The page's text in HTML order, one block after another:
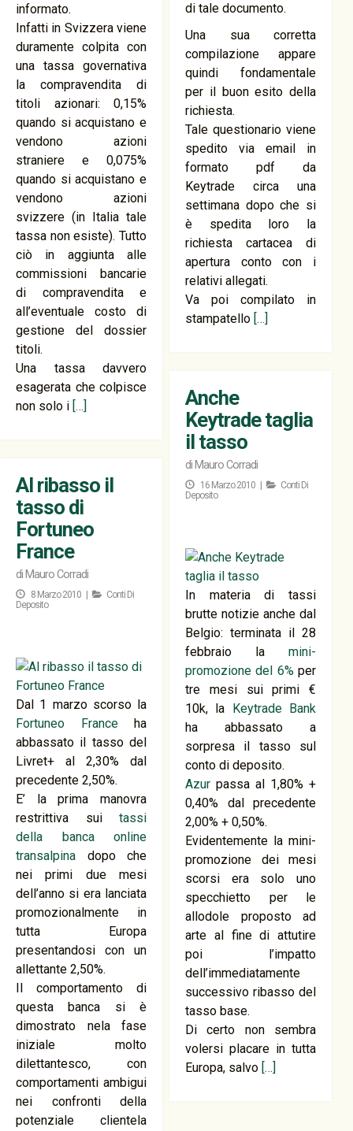
di tale documento.
Una sua corretta
compilazione appare
quindi fondamentale
per il buon esito della
richiesta.
Tale questionario viene
spedito via email in
formato pdf da
Keytrade circa una
settimana dopo che si
è spedita loro la
richiesta cartacea di
apertura conto con i
relativi allegati.
Va poi compilato in
stampatello […]
informato.
Infatti in Svizzera viene
duramente colpita con
una tassa governativa
la compravendita di
titoli azionari: 0,15%
quando si acquistano e
vendono azioni
straniere e 0,075%
quando si acquistano e
vendono azioni
svizzere (in Italia tale
tassa non esiste). Tutto
ciò in aggiunta alle
commissioni bancarie
di compravendita e
all’eventuale costo di
gestione del dossier
titoli.
Una tassa davvero
esagerata che colpisce
non solo i […]
Anche
Keytrade taglia
il tasso
di Mauro Corradi
16 Marzo 2010 |
Conti Di
Deposito
In materia di tassi
brutte notizie anche dal
Belgio: terminata il 28
febbraio lamini-
promozione del 6%per
tre mesi sui primi €
10k, la Keytrade Bank
ha abbassato a
sorpresa il tasso sul
conto di deposito.
Azur passa al 1,80% +
0,40% dal precedente
2,00% + 0,50%.
Evidentemente la mini-
promozione dei mesi
scorsi era solo uno
specchietto per le
allodole proposto ad
arte al fine di attutire
poi l’impatto
dell’immediatamente
successivo ribasso del
tasso base.
Di certo non sembra
volersi placare in tutta
Europa, salvo […]
Al ribasso il
tasso di
Fortuneo
France
di Mauro Corradi
8 Marzo 2010 |
Conti Di
Deposito
Dal 1 marzo scorso la
Fortuneo Franceha
abbassato il tasso del
Livret+ al 2,30% dal
precedente 2,50%.
E’ la prima manovra
restrittiva suitassi
della banca online
transalpina dopo che
nei primi due mesi
dell’anno si era lanciata
promozionalmente in
tutta Europa
presentandosi con un
allettante 2,50%.
Il comportamento di
questa banca si è
dimostrato nela fase
iniziale molto
dilettantesco, con
comportamenti ambigui
nei confronti della
potenziale clientela